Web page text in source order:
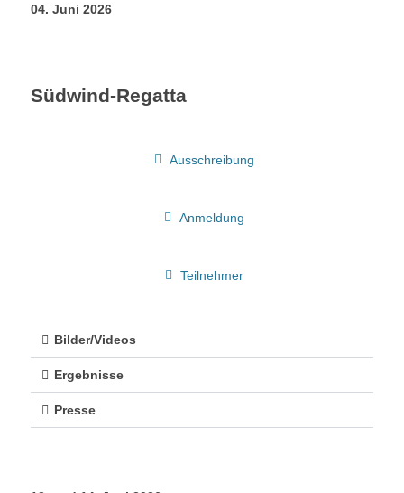
04. Juni 2026
Südwind-Regatta
Ausschreibung
Anmeldung
Teilnehmer
Bilder/Videos
Ergebnisse
Presse